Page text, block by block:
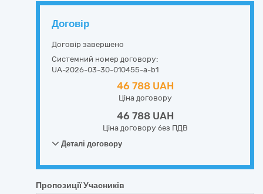
Договір
Договір завершено
Системний номер договору:
UA-2026-03-30-010455-a-b1
46 788 UAH
Ціна договору
46 788 UAH
Ціна договору без ПДВ
Деталі договору
Пропозиції Учасників